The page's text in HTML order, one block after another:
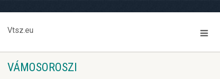
Vtsz.eu
VÁMOSOROSZI